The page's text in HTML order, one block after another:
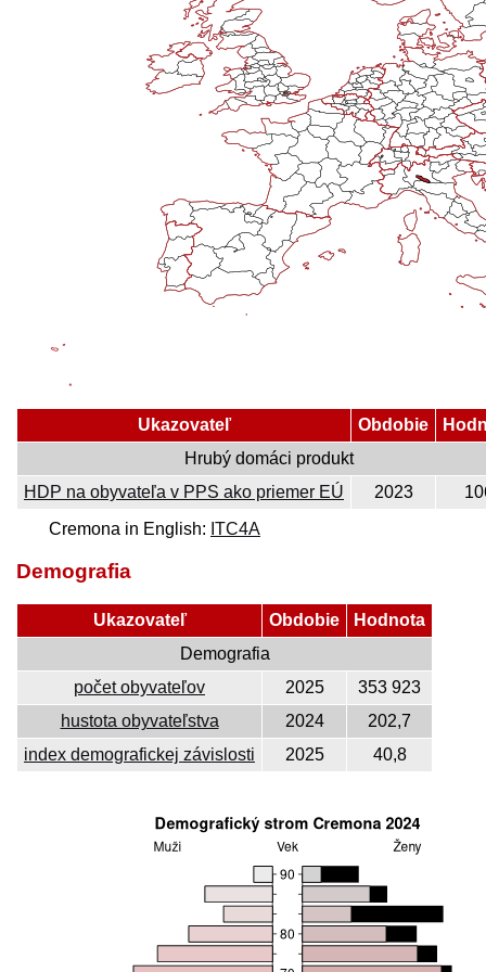
Ukazovateľ Obdobie
Hrubý domáci produkt
HDP na obyvateľa v PPS ako priemer EÚ
2023
Cremona in English: ITC4A
Demografia
Ukazovateľ Obdobie
Hodnota
Demografia
počet obyvateľov
2025
353 923
hustota obyvateľstva
2024
202,7
index demografickej závislosti
2025 40,8